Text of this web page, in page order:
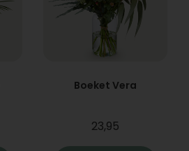
Boeket Vera
23,95